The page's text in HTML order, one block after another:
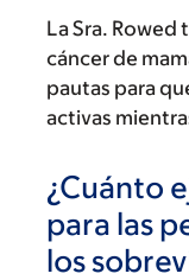
La Sra.
cáncer de
pautas para
activas
¿Cuánto
para las
los